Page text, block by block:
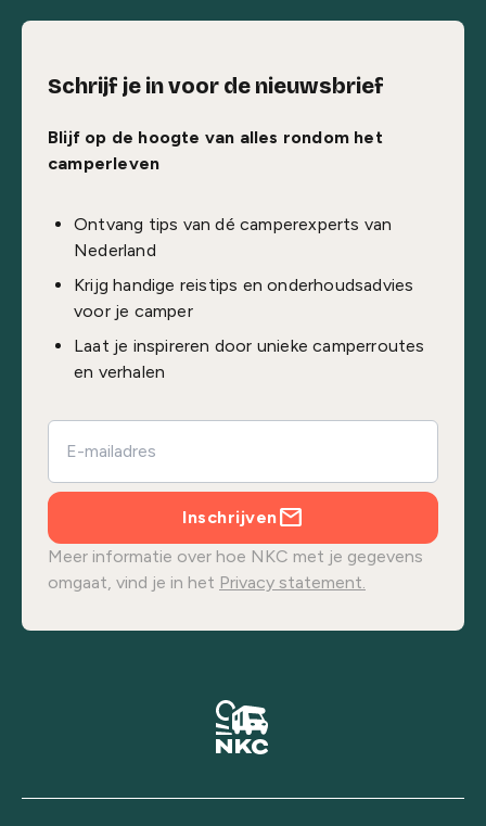
Schrijf je in voor de nieuwsbrief
Blijf op de hoogte van alles rondom het
camperleven
Ontvang tips van dé camperexperts van
Nederland
Krijg handige reistips en onderhoudsadvies
voor je camper
Laat je inspireren door unieke camperroutes
en verhalen
Inschrijven
Meer informatie over hoe NKC met je gegevens
omgaat, vind je in het Privacy statement.